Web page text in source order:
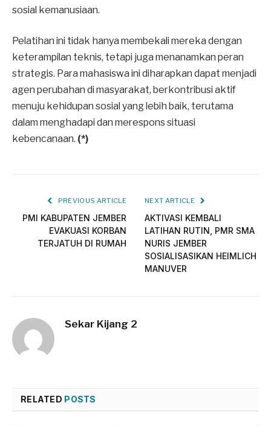
sosial kemanusiaan.
Pelatihan ini tidak hanya membekali mereka dengan
keterampilan teknis, tetapi juga menanamkan peran
strategis. Para mahasiswa ini diharapkan dapat menjadi
agen perubahan di masyarakat, berkontribusi aktif
menuju kehidupan sosial yang lebih baik, terutama
dalam menghadapi dan merespons situasi
kebencanaan. (*)
PREVIOUS ARTICLE
PMI KABUPATEN JEMBER
EVAKUASI KORBAN
TERJATUH DI RUMAH
NEXT ARTICLE
AKTIVASI KEMBALI
LATIHAN RUTIN, PMR SMA
NURIS JEMBER
SOSIALISASIKAN HEIMLICH
MANUVER
Sekar Kijang 2
RELATED POSTS